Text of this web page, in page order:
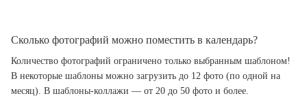
Сколько фотографий можно поместить в календарь?
Количество фотографий ограничено только выбранным шаблоном!
В некоторые шаблоны можно загрузить до 12 фото (по одной на
месяц). В шаблоны-коллажи — от 20 до 50 фото и более.